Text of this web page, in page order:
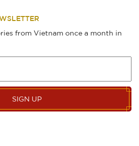
from Vietnam once a month in
SIGN UP